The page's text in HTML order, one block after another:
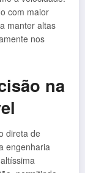
com maior
manter altas
nos
na
direta de
engenharia